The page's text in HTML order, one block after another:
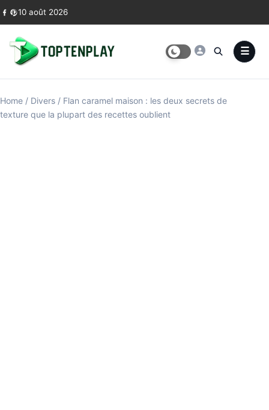
Skip to content
10 août 2026
Home / Divers / Flan caramel maison : les deux secrets de
texture que la plupart des recettes oublient